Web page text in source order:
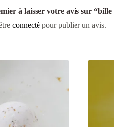
à laisser votre avis sur
connectépour publier un avis.